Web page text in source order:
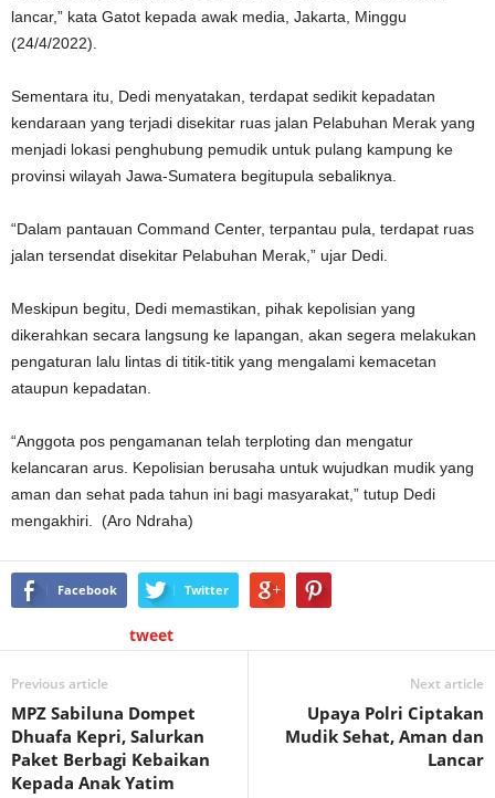
lancar,” kata Gatot kepada awak media, Jakarta, Minggu
(24/4/2022).
Sementara itu, Dedi menyatakan, terdapat sedikit kepadatan
kendaraan yang terjadi disekitar ruas jalan Pelabuhan Merak yang
menjadi lokasi penghubung pemudik untuk pulang kampung ke
provinsi wilayah Jawa-Sumatera begitupula sebaliknya.
“Dalam pantauan Command Center, terpantau pula, terdapat ruas
jalan tersendat disekitar Pelabuhan Merak,” ujar Dedi.
Meskipun begitu, Dedi memastikan, pihak kepolisian yang
dikerahkan secara langsung ke lapangan, akan segera melakukan
pengaturan lalu lintas di titik-titik yang mengalami kemacetan
ataupun kepadatan.
“Anggota pos pengamanan telah terploting dan mengatur
kelancaran arus. Kepolisian berusaha untuk wujudkan mudik yang
aman dan sehat pada tahun ini bagi masyarakat,” tutup Dedi
mengakhiri. (Aro Ndraha)
Facebook Twitter
tweet
Previous article
MPZ Sabiluna Dompet
Dhuafa Kepri, Salurkan
Paket Berbagi Kebaikan
Kepada Anak Yatim
Next article
Upaya Polri Ciptakan
Mudik Sehat, Aman dan
Lancar